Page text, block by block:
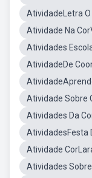
AtividadeLetra
Atividade Na
Atividades
AtividadeDe
Atividade Sobre
Atividades Da
AtividadesFesta
Atividade
Atividades